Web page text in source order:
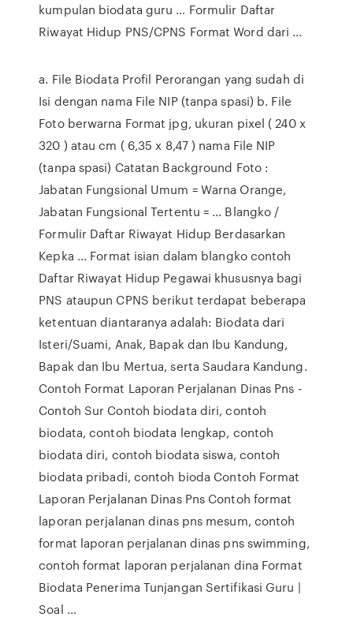
kumpulan biodata guru … Formulir Daftar
Riwayat Hidup PNS/CPNS Format Word dari ...
a. File Biodata Profil Perorangan yang sudah di
Isi dengan nama File NIP (tanpa spasi) b. File
Foto berwarna Format jpg, ukuran pixel ( 240 x
320 ) atau cm ( 6,35 x 8,47 ) nama File NIP
(tanpa spasi) Catatan Background Foto :
Jabatan Fungsional Umum = Warna Orange,
Jabatan Fungsional Tertentu = … Blangko /
Formulir Daftar Riwayat Hidup Berdasarkan
Kepka ... Format isian dalam blangko contoh
Daftar Riwayat Hidup Pegawai khususnya bagi
PNS ataupun CPNS berikut terdapat beberapa
ketentuan diantaranya adalah: Biodata dari
Isteri/Suami, Anak, Bapak dan Ibu Kandung,
Bapak dan Ibu Mertua, serta Saudara Kandung.
Contoh Format Laporan Perjalanan Dinas Pns -
Contoh Sur Contoh biodata diri, contoh
biodata, contoh biodata lengkap, contoh
biodata diri, contoh biodata siswa, contoh
biodata pribadi, contoh bioda Contoh Format
Laporan Perjalanan Dinas Pns Contoh format
laporan perjalanan dinas pns mesum, contoh
format laporan perjalanan dinas pns swimming,
contoh format laporan perjalanan dina Format
Biodata Penerima Tunjangan Sertifikasi Guru |
Soal ...